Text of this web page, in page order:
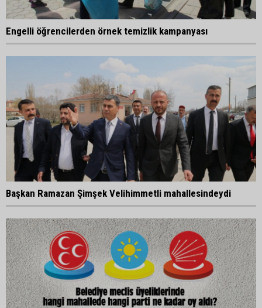
Engelli öğrencilerden örnek temizlik kampanyası
Başkan Ramazan Şimşek Velihimmetli mahallesindeydi